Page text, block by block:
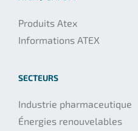
Produits Atex
Informations ATEX
SECTEURS
Industrie pharmaceutique
Énergies renouvelables